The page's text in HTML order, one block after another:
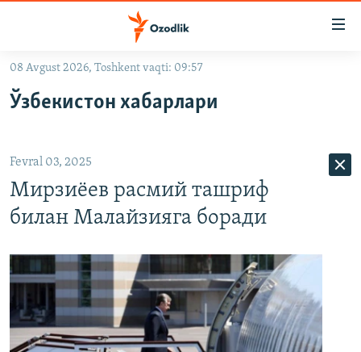
Асосий
Қидиришга
ўтинг
OZODLIK SURISHTIRUVLARI
На русском
Озодлик бошқа тилларда
08 Avgust 2026, Toshkent vaqti: 09:57
Ўзбекистон хабарлари
Fevral 03, 2025
Мирзиёев расмий ташриф
билан Малайзияга боради